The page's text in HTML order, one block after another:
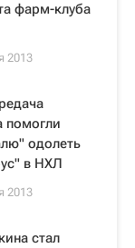
фарм-клуба
2013
помогли
одолеть
в НХЛ
2013
стал